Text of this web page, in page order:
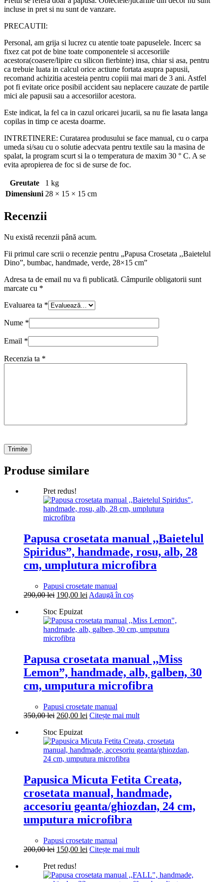
incluse in pret si nu sunt de vanzare.
PRECAUTII:
Personal, am grija si lucrez cu atentie toate papuselele. Incerc sa
fixez cat pot de bine toate componentele si accesoriile
acestora(coasere/lipire cu silicon fierbinte) insa, chiar si asa, pentru
ca trebuie luata in calcul orice actiune fortata asupra papusii,
recomand achizitia acesteia pentru copiii mai mari de 3 ani. Astfel
pot fi evitate orice posibil accident sau neplacere cauzate de partile
mici ale papusii sau a accesoriilor acestora.
Este indicat, la fel ca in cazul oricarei jucarii, sa nu fie lasata langa
copilas in timp ce acesta doarme.
INTRETINERE: Curatarea produsului se face manual, cu o carpa
umeda si/sau cu o solutie adecvata pentru textile sau la masina de
spalat, la program scurt si la o temperatura de maxim 30 ° C. A se
evita apropierea de foc si de surse de foc.
Greutate
1 kg
Dimensiuni 28 × 15 × 15 cm
Recenzii
Nu există recenzii până acum.
Fii primul care scrii o recenzie pentru „Papusa Crosetata ,,Baietelul
Dino”, bumbac, handmade, verde, 28×15 cm”
Adresa ta de email nu va fi publicată. Câmpurile obligatorii sunt
marcate cu *
Evaluarea ta *
Nume *
Email *
Recenzia ta *
Trimite
Produse similare
Pret redus!
Papusa crosetata manual ,,Baietelul
Spiridus”, handmade, rosu, alb, 28
cm, umplutura microfibra
Papusi crosetate manual
290,00lei Prețul
a
fost:
290,00 lei.
190,00 lei Prețul
190,00 lei.
Adaugă în coș
Stoc Epuizat
Papusa crosetata manual ,,Miss
Lemon”, handmade, alb, galben, 30
cm, umputura microfibra
Papusi crosetate manual
350,00lei Prețul
a
fost:
350,00 lei.
260,00 lei Prețul
260,00 lei.
Citește mai mult
Stoc Epuizat
Papusica Micuta Fetita Creata,
crosetata manual, handmade,
accesoriu geanta/ghiozdan, 24 cm,
umputura microfibra
Papusi crosetate manual
200,00lei Prețul
a
fost:
150,00 lei Prețul
150,00 lei.
Citește mai mult
Pret redus!